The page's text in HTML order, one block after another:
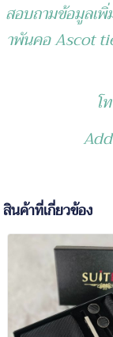
สอบถามข้อมูลเพิ่
าพันคอ Ascot
โ
สินค้าที่เกี่ยวข้อง